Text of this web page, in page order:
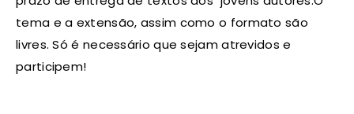
tema e a extensão, assim como o formato são
livres. Só é necessário que sejam atrevidos e
participem!